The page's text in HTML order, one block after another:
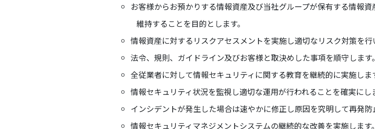
お客様からお預かりする情報資産及び当社グループが保有する情報
維持することを目的とします。
情報資産に対するリスクアセスメントを実施し適切なリスク対策を行
法令、規則、ガイドライン及びお客様と取決めした事項を順守します。
全従業者に対して情報セキュリティに関する教育を継続的に実施しま
情報セキュリティ状況を監視し適切な運用が行われることを確実にし
インシデントが発生した場合は速やかに修正し原因を究明して再発防
情報セキュリティマネジメントシステムの継続的な改善を実施します。